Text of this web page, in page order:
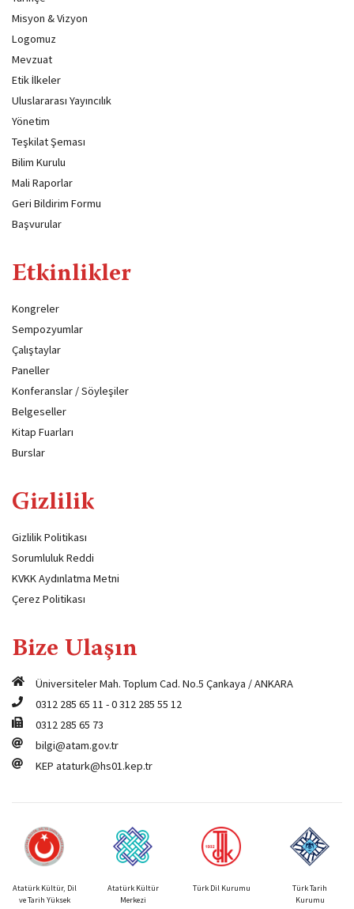
Misyon & Vizyon
Logomuz
Mevzuat
Etik İlkeler
Uluslararası Yayıncılık
Yönetim
Teşkilat Şeması
Bilim Kurulu
Mali Raporlar
Geri Bildirim Formu
Başvurular
Etkinlikler
Kongreler
Sempozyumlar
Çalıştaylar
Paneller
Konferanslar / Söyleşiler
Belgeseller
Kitap Fuarları
Burslar
Gizlilik
Gizlilik Politikası
Sorumluluk Reddi
KVKK Aydınlatma Metni
Çerez Politikası
Bize Ulaşın
Üniversiteler Mah. Toplum Cad. No.5 Çankaya / ANKARA
0312 285 65 11 -0 312 285 55 12
0312 285 65 73
bilgi@atam.gov.tr
KEP ataturk@hs01.kep.tr
Atatürk Kültür, Dil
ve Tarih Yüksek
Atatürk Kültür
Merkezi
Türk Dil Kurumu
Türk Tarih
Kurumu